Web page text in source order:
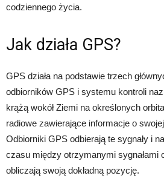
codziennego życia.
Jak działa GPS?
GPS działa na podstawie trzech
odbiorników GPS i systemu kontroli
krążą wokół Ziemi na określonych
radiowe zawierające informacje o
Odbiorniki GPS odbierają te sygnały i
czasu między otrzymanymi sygnałami
obliczają swoją dokładną pozycję.